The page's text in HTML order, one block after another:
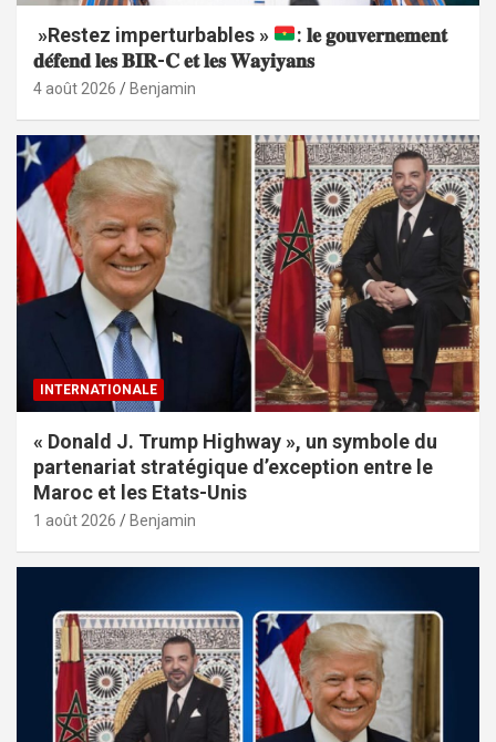
»Restez imperturbables »
: 𝐥𝐞 𝐠𝐨𝐮𝐯𝐞𝐫𝐧𝐞𝐦𝐞𝐧𝐭
𝐝𝐞́𝐟𝐞𝐧𝐝 𝐥𝐞𝐬 𝐁𝐈𝐑-𝐂 𝐞𝐭 𝐥𝐞𝐬 𝐖𝐚𝐲𝐢𝐲𝐚𝐧𝐬
4 août 2026 Benjamin
INTERNATIONALE
« Donald J. Trump Highway », un symbole du
partenariat stratégique d’exception entre le
Maroc et les Etats-Unis
1 août 2026 Benjamin